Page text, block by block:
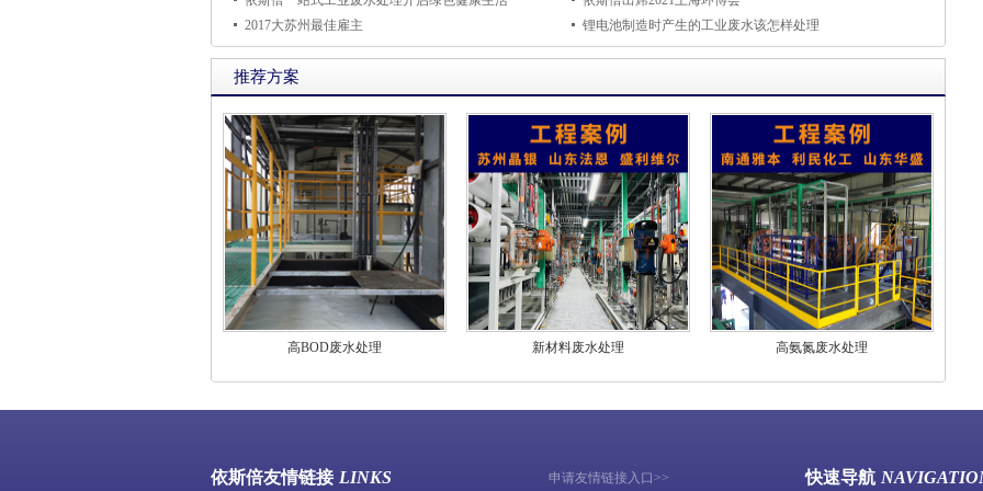
2017大苏州最佳雇主
锂电池制造时产生的工业废水该怎样处理
推荐方案
高BOD废水处理 新材料废水处理 高氨氮废水处理
依斯倍友情链接 LINKS 申请友情链接入口>> 快速导航